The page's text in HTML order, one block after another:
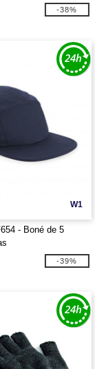
-38%
W1
- Boné de 5
-39%